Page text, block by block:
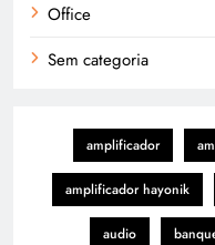
Office
Sem categoria
amplificador
amplificador hayonik
audio